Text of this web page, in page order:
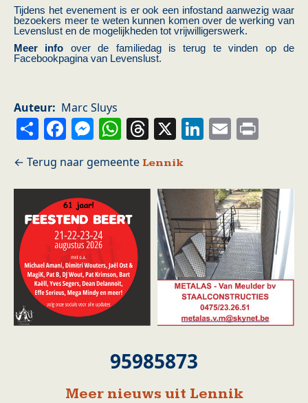
Tijdens het evenement is er ook een infostand aanwezig waar
bezoekers meer te weten kunnen komen over de werking van
Levenslust en de mogelijkheden tot vrijwilligerswerk.
Meer info over de familiedag is terug te vinden op de
Facebookpagina van Levenslust.
Auteur Marc Sluys
ShareFacebook
Messenger
WhatsApp
Threads
X LinkedIn
Email
Lennik
95985873
Meer nieuws uit Lennik